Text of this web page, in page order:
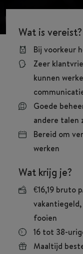
Wat is vereist?
Bij voorkeur
Zeer
kunnen
Goede
andere talen
Bereid om
werken
Wat krijg je?
€16,19 bruto
fooien
16 tot 38-
Maaltijd